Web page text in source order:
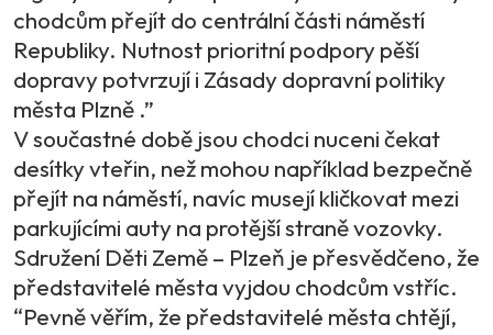
chodcům přejít do centrální části náměstí
Republiky. Nutnost prioritní podpory pěší
dopravy potvrzují i Zásady dopravní politiky
města Plzně .”
V součastné době jsou chodci nuceni čekat
desítky vteřin, než mohou například bezpečně
přejít na náměstí, navíc musejí kličkovat mezi
parkujícími auty na protější straně vozovky.
Sdružení Děti Země – Plzeň je přesvědčeno, že
představitelé města vyjdou chodcům vstříc.
“Pevně věřím, že představitelé města chtějí,